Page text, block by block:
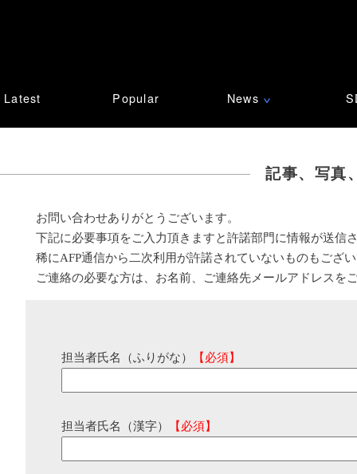
Latest Popular News ∨
記事、写真
お問い合わせありがとうございます。
下記に必要事項をご入力頂きますと許諾部門に情報が送信
稀にAFP通信から二次利用が許諾されていないものもござ
ご連絡の必要な方は、お名前、ご連絡先メールアドレスを
担当者氏名（ふりがな） 【必須】
担当者氏名（漢字） 【必須】